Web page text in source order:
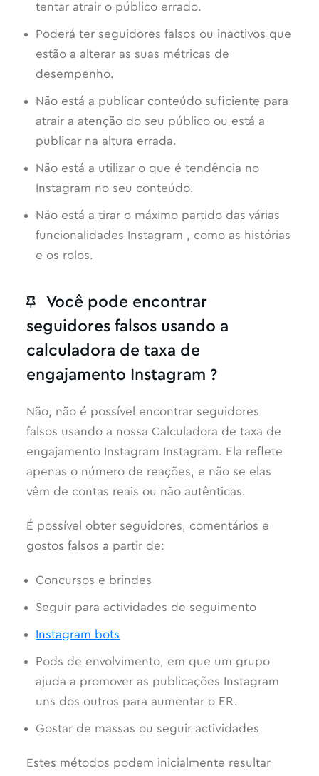
tentar atrair o público errado.
Poderá ter seguidores falsos ou inactivos que
estão a alterar as suas métricas de
desempenho.
Não está a publicar conteúdo suficiente para
atrair a atenção do seu público ou está a
publicar na altura errada.
Não está a utilizar o que é tendência no
Instagram no seu conteúdo.
Não está a tirar o máximo partido das várias
funcionalidades Instagram , como as histórias
e os rolos.
Você pode encontrar
seguidores falsos usando a
calculadora de taxa de
engajamento Instagram ?
Não, não é possível encontrar seguidores
falsos usando a nossa Calculadora de taxa de
engajamento Instagram Instagram. Ela reflete
apenas o número de reações, e não se elas
vêm de contas reais ou não autênticas.
É possível obter seguidores, comentários e
gostos falsos a partir de:
Concursos e brindes
Seguir para actividades de seguimento
Instagram bots
Pods de envolvimento, em que um grupo
ajuda a promover as publicações Instagram
uns dos outros para aumentar o ER.
Gostar de massas ou seguir actividades
Estes métodos podem inicialmente resultar